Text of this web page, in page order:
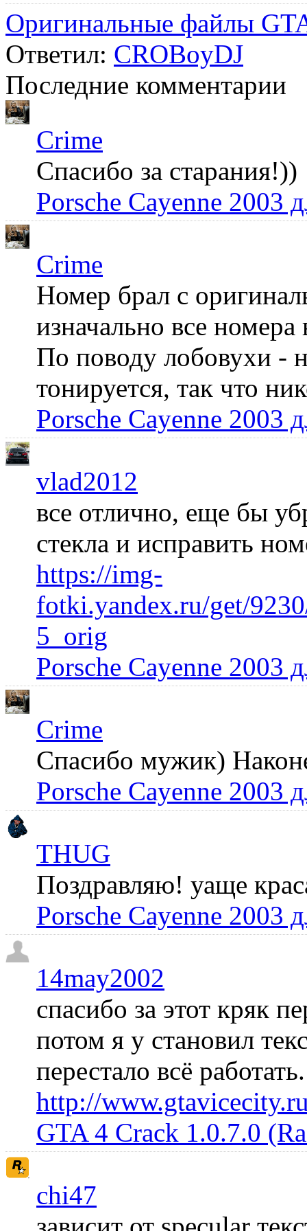
Оригинальные файлы
Ответил: CROBoyDJ
Последние комментарии
Crime
Спасибо за старания!))
Porsche Cayenne 2003
Crime
Номер брал с
изначально все
По поводу лобовухи -
тонируется, так что
Porsche Cayenne 2003
vlad2012
все отлично, еще бы
стекла и исправить
https://img-
fotki.yandex.ru/get/
5_orig
Porsche Cayenne 2003
Crime
Спасибо мужик)
Porsche Cayenne 2003
THUG
Поздравляю! уаще
Porsche Cayenne 2003
14may2002
спасибо за этот кряк
потом я у становил
перестало всё
http://
GTA 4 Crack 1.0.7.0
chi47